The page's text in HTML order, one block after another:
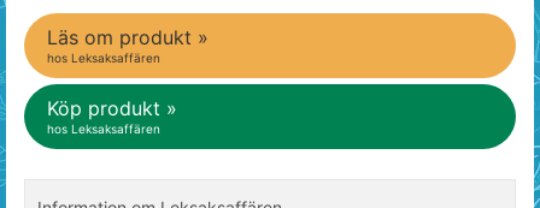
Läs om produkt »
hos Leksaksaffären
Köp produkt »
hos Leksaksaffären